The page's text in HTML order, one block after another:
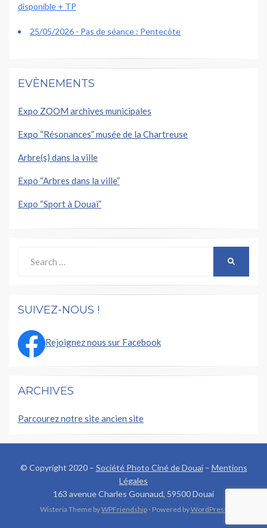
disponible + TP
25/05/2026 - Pas de séance : Pentecôte
EVÈNEMENTS
Expo ZOOM archives municipales
Expo “Résonances” musée de la Chartreuse
Arbre(s) dans la ville
Expo “Arbres dans la ville”
Expo “Sport à Douai”
for:
SUIVEZ-NOUS !
Rejoignez nous sur Facebook
ARCHIVES
Parcourez notre site ancien site
© Copyright 2020 – Société Photo Ciné de Douai– Mentions
Légales
163 avenue Charles Gounaud, 59500 Douai
Wisteria Theme byWPFriendship ⋅ Powered byWordPress